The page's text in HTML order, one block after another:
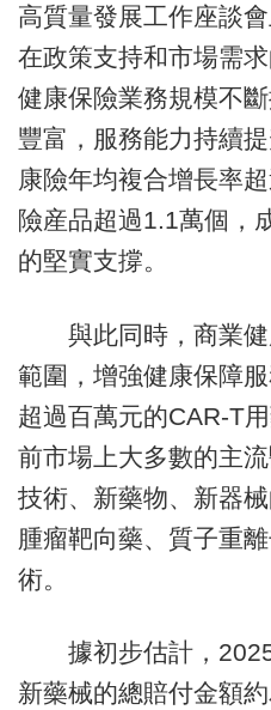
高質量發展工作座談
在政策支持和市場需
健康保險業務規模不
豐富，服務能力持續
康險年均複合增長率
險産品超過1.1萬個，
的堅實支撐。
與此同時，商業健
範圍，增強健康保障
超過百萬元的CAR-T
前市場上大多數的主
技術、新藥物、新器
腫瘤靶向藥、質子重
術。
據初步估計，2025
新藥械的總賠付金額